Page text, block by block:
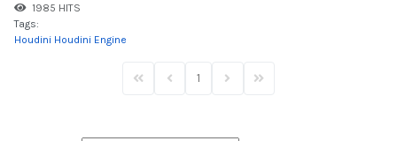
1985 HITS
Tags:
Houdini Houdini Engine
First PagePrevious Page
1 Next PageLast Page